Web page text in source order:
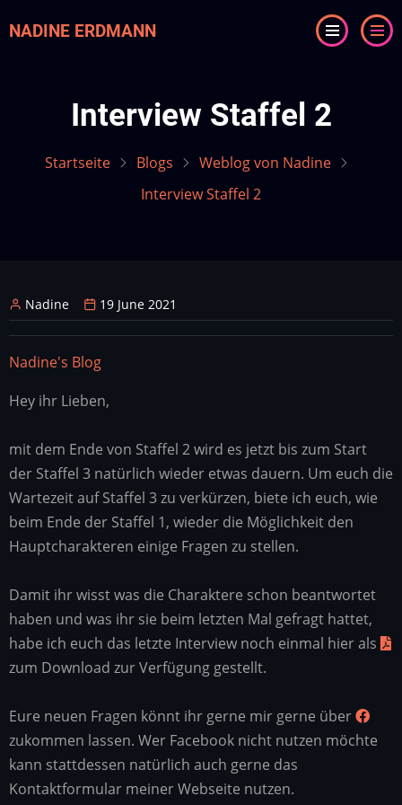
zum
NADINE ERDMANN
Interview Staffel 2
Startseite Blogs
Weblog von Nadine
Interview Staffel 2
Nadine 19 June 2021
Nadine's Blog
Hey ihr Lieben,
mit dem Ende von Staffel 2 wird es jetzt bis zum Start
der Staffel 3 natürlich wieder etwas dauern. Um euch die
Wartezeit auf Staffel 3 zu verkürzen, biete ich euch, wie
beim Ende der Staffel 1, wieder die Möglichkeit den
Hauptcharakteren einige Fragen zu stellen.
Damit ihr wisst was die Charaktere schon beantwortet
haben und was ihr sie beim letzten Mal gefragt hattet,
habe ich euch das letzte Interview noch einmal hier als
zum Download zur Verfügung gestellt.
Eure neuen Fragen könnt ihr gerne mir gerne über
zukommen lassen. Wer Facebook nicht nutzen möchte
kann stattdessen natürlich auch gerne das
Kontaktformular meiner Webseite nutzen.